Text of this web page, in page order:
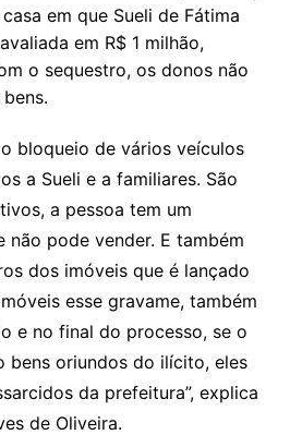
em que Sueli de Fátima
em R$ 1 milhão,
o sequestro, os donos não
bloqueio de vários veículos
a Sueli e a familiares. São
a pessoa tem um
não pode vender. E também
dos imóveis que é lançado
esse gravame, também
e no final do processo, se o
bens oriundos do ilícito, eles
da prefeitura”, explica
de Oliveira.